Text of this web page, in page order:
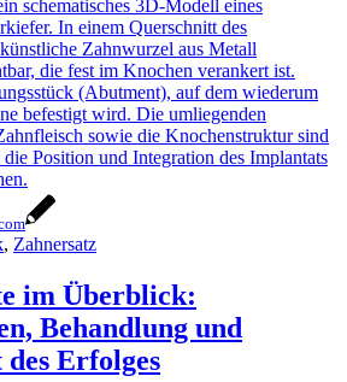
, Zahnersatz
im Überblick:
Behandlung und
Erfolges